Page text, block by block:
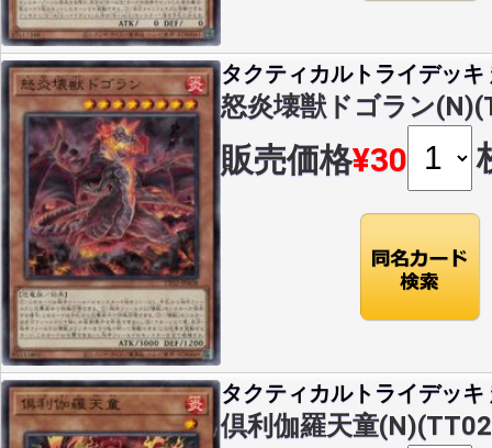
タクティカルトライデッキ
怒炎壊獣ドゴラン
販売価格¥30
タクティカルトライデッキ
倶利伽羅天童